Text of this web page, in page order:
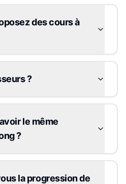
des cours à
?
le même
?
la progression de